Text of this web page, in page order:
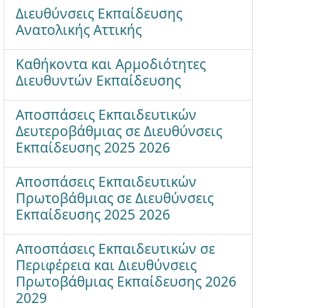
Διευθύνσεις Εκπαίδευσης
Ανατολικής Αττικής
Καθήκοντα και Αρμοδιότητες
Διευθυντών Εκπαίδευσης
Αποσπάσεις Εκπαιδευτικών
Δευτεροβάθμιας σε Διευθύνσεις
Εκπαίδευσης 2025 2026
Αποσπάσεις Εκπαιδευτικών
Πρωτοβάθμιας σε Διευθύνσεις
Εκπαίδευσης 2025 2026
Αποσπάσεις Εκπαιδευτικών σε
Περιφέρεια και Διευθύνσεις
Πρωτοβάθμιας Εκπαίδευσης 2026
2029